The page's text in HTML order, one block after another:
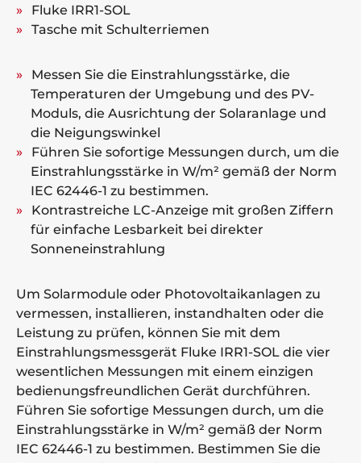
Fluke IRR1-SOL
Tasche mit Schulterriemen
Messen Sie die Einstrahlungsstärke, die
Temperaturen der Umgebung und des PV-
Moduls, die Ausrichtung der Solaranlage und
die Neigungswinkel
Führen Sie sofortige Messungen durch, um die
Einstrahlungsstärke in W/m² gemäß der Norm
IEC 62446-1 zu bestimmen.
Kontrastreiche LC-Anzeige mit großen Ziffern
für einfache Lesbarkeit bei direkter
Sonneneinstrahlung
Um Solarmodule oder Photovoltaikanlagen zu
vermessen, installieren, instandhalten oder die
Leistung zu prüfen, können Sie mit dem
Einstrahlungsmessgerät Fluke IRR1-SOL die vier
wesentlichen Messungen mit einem einzigen
bedienungsfreundlichen Gerät durchführen.
Führen Sie sofortige Messungen durch, um die
Einstrahlungsstärke in W/m² gemäß der Norm
IEC 62446-1 zu bestimmen. Bestimmen Sie die